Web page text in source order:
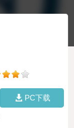
PC下载